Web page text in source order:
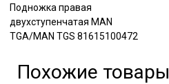
Подножка правая
двухступенчатая MAN
TGА/MAN TGS 81615100472
Похожие товары